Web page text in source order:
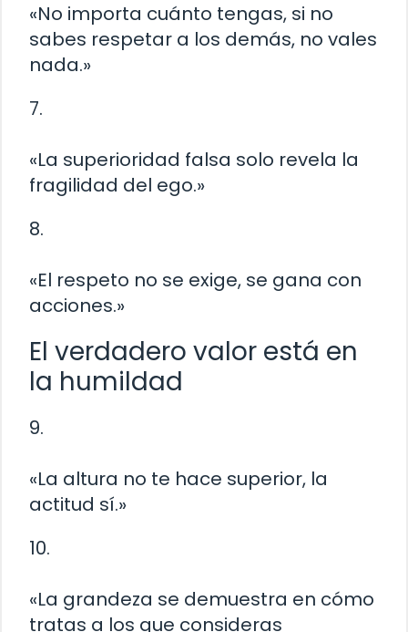
«No importa cuánto tengas, si no
sabes respetar a los demás, no vales
nada.»
7.
«La superioridad falsa solo revela la
fragilidad del ego.»
8.
«El respeto no se exige, se gana con
acciones.»
El verdadero valor está en
la humildad
9.
«La altura no te hace superior, la
actitud sí.»
10.
«La grandeza se demuestra en cómo
tratas a los que consideras